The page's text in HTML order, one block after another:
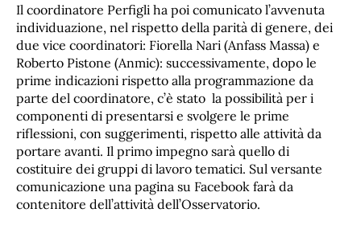
Il coordinatore Perfigli ha poi comunicato l’avvenuta
individuazione, nel rispetto della parità di genere, dei
due vice coordinatori: Fiorella Nari (Anfass Massa) e
Roberto Pistone (Anmic): successivamente, dopo le
prime indicazioni rispetto alla programmazione da
parte del coordinatore, c’è stato la possibilità per i
componenti di presentarsi e svolgere le prime
riflessioni, con suggerimenti, rispetto alle attività da
portare avanti. Il primo impegno sarà quello di
costituire dei gruppi di lavoro tematici. Sul versante
comunicazione una pagina su Facebook farà da
contenitore dell’attività dell’Osservatorio.